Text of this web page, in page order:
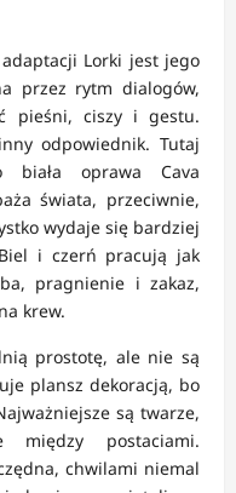
Lorki jest jego
przez rytm dialogów,
pieśni, ciszy i gestu.
odpowiednik. Tutaj
biała oprawa Cava
świata, przeciwnie,
wydaje się bardziej
i czerń pracują jak
pragnienie i zakaz,
krew.
prostotę, ale nie są
plansz dekoracją, bo
są twarze,
między postaciami.
chwilami niemal